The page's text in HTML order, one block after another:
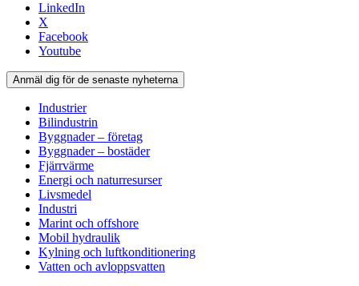
LinkedIn
X
Facebook
Youtube
Anmäl dig för de senaste nyheterna
Industrier
Bilindustrin
Byggnader – företag
Byggnader – bostäder
Fjärrvärme
Energi och naturresurser
Livsmedel
Industri
Marint och offshore
Mobil hydraulik
Kylning och luftkonditionering
Vatten och avloppsvatten